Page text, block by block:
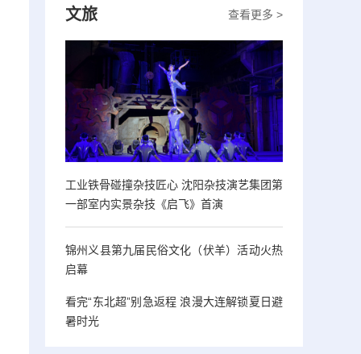
查看更多 >
文旅
工业铁骨碰撞杂技匠心 沈阳杂技演艺集团第
一部室内实景杂技《启飞》首演
锦州义县第九届民俗文化（伏羊）活动火热
启幕
看完“东北超”别急返程 浪漫大连解锁夏日避
暑时光